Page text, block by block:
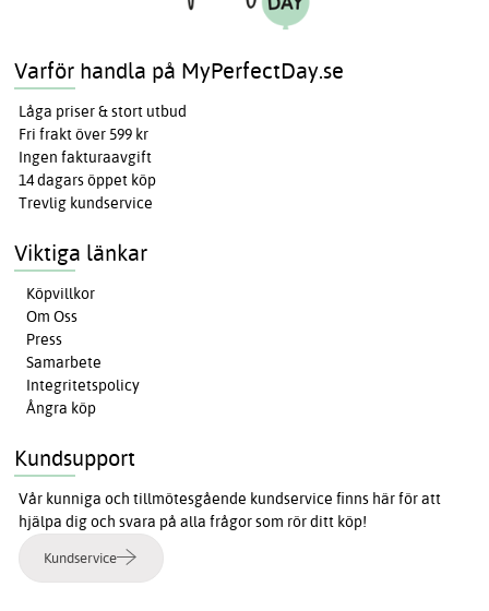
Varför handla på MyPerfectDay.se
Låga priser & stort utbud
Fri frakt över 599 kr
Ingen fakturaavgift
14 dagars öppet köp
Trevlig kundservice
Viktiga länkar
Köpvillkor
Om Oss
Press
Samarbete
Integritetspolicy
Ångra köp
Kundsupport
Vår kunniga och tillmötesgående kundservice finns här för att
hjälpa dig och svara på alla frågor som rör ditt köp!
Kundservice